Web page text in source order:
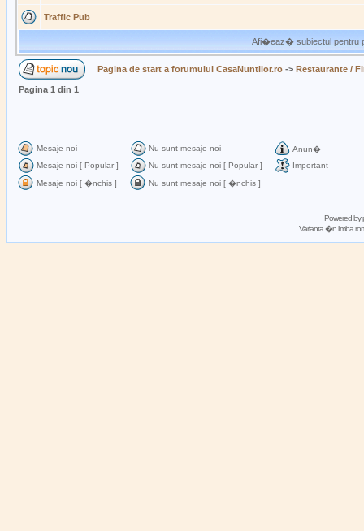
Traffic Pub
Afi�eaz� subiectul pentru
Pagina de start a forumului CasaNuntilor.ro -> Restaurante /
Pagina 1 din 1
Mesaje noi Nu sunt mesaje noi
Anun�
Mesaje noi [ Popular ]
Nu sunt mesaje noi [ Popular ]
Important
Mesaje noi [ �nchis ]
Nu sunt mesaje noi [ �nchis ]
Powered by
Varianta �n limba